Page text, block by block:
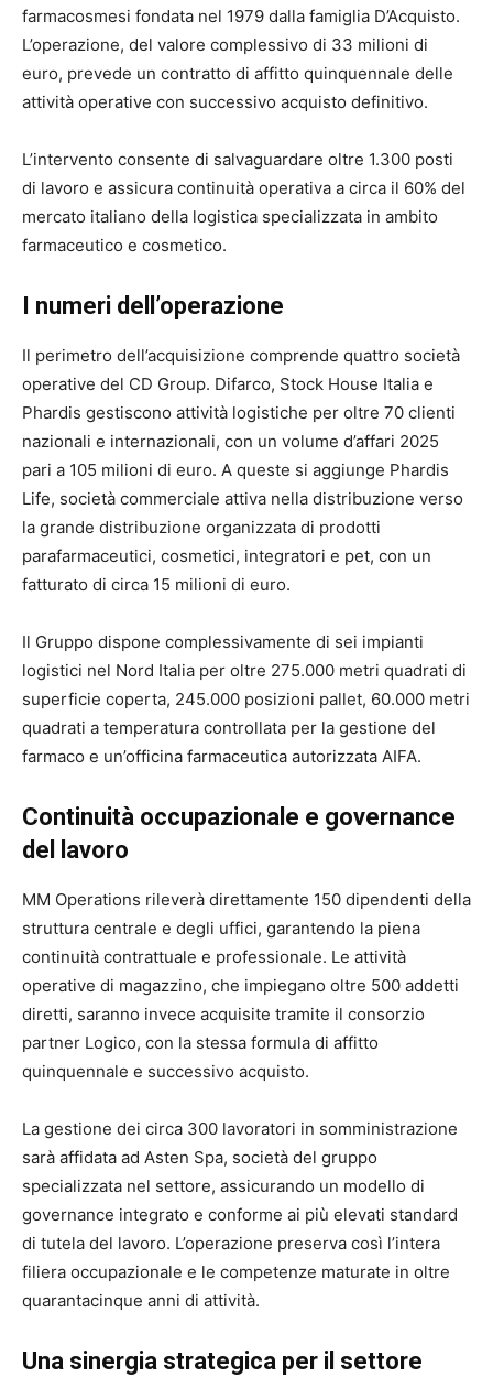
farmacosmesi fondata nel 1979 dalla famiglia D’Acquisto.
L’operazione, del valore complessivo di 33 milioni di
euro, prevede un contratto di affitto quinquennale delle
attività operative con successivo acquisto definitivo.
L’intervento consente di salvaguardare oltre 1.300 posti
di lavoro e assicura continuità operativa a circa il 60% del
mercato italiano della logistica specializzata in ambito
farmaceutico e cosmetico.
I numeri dell’operazione
Il perimetro dell’acquisizione comprende quattro società
operative del CD Group. Difarco, Stock House Italia e
Phardis gestiscono attività logistiche per oltre 70 clienti
nazionali e internazionali, con un volume d’affari 2025
pari a 105 milioni di euro. A queste si aggiunge Phardis
Life, società commerciale attiva nella distribuzione verso
la grande distribuzione organizzata di prodotti
parafarmaceutici, cosmetici, integratori e pet, con un
fatturato di circa 15 milioni di euro.
Il Gruppo dispone complessivamente di sei impianti
logistici nel Nord Italia per oltre 275.000 metri quadrati di
superficie coperta, 245.000 posizioni pallet, 60.000 metri
quadrati a temperatura controllata per la gestione del
farmaco e un’officina farmaceutica autorizzata AIFA.
Continuità occupazionale e governance
del lavoro
MM Operations rileverà direttamente 150 dipendenti della
struttura centrale e degli uffici, garantendo la piena
continuità contrattuale e professionale. Le attività
operative di magazzino, che impiegano oltre 500 addetti
diretti, saranno invece acquisite tramite il consorzio
partner Logico, con la stessa formula di affitto
quinquennale e successivo acquisto.
La gestione dei circa 300 lavoratori in somministrazione
sarà affidata ad Asten Spa, società del gruppo
specializzata nel settore, assicurando un modello di
governance integrato e conforme ai più elevati standard
di tutela del lavoro. L’operazione preserva così l’intera
filiera occupazionale e le competenze maturate in oltre
quarantacinque anni di attività.
Una sinergia strategica per il settore